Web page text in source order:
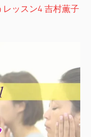
ッスン4 吉村薫子